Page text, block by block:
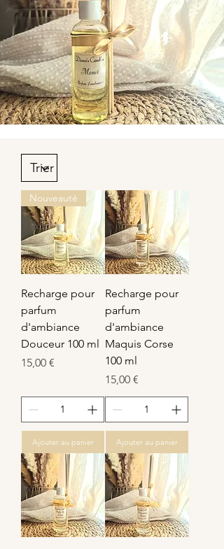
Nouveauté
Recharge pour
parfum
d'ambiance
Douceur 100 ml
Prix
15,00 €
Ajouter au panier
Recharge pour
parfum
d'ambiance
Maquis Corse
100 ml
Prix
15,00 €
Ajouter au panier